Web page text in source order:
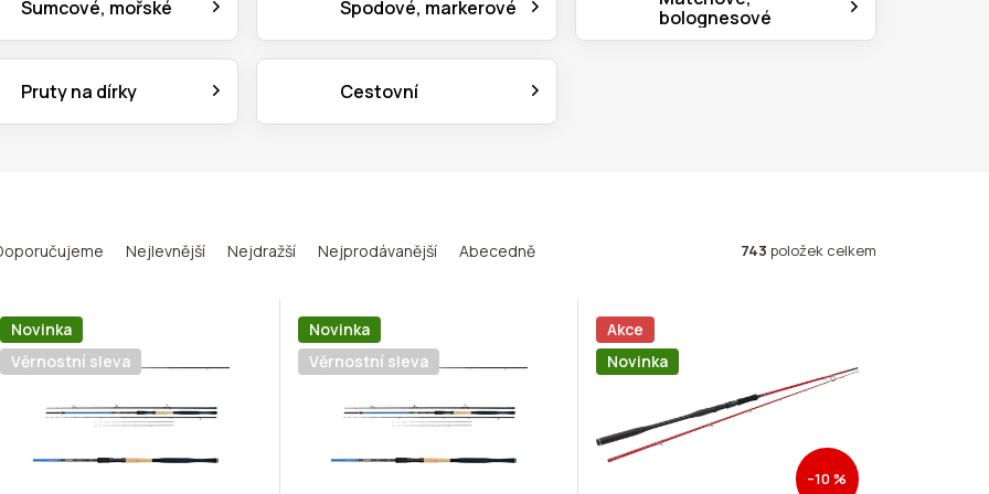
Sumcové, mořské Spodové, markerové
bolognesové
Pruty na dírky Cestovní
Nejlevnější Nejdražší Nejprodávanější Abecedně 743 položek celkem
Novinka
Věrnostní sleva
Novinka
Věrnostní sleva
Akce
Novinka
–10 %